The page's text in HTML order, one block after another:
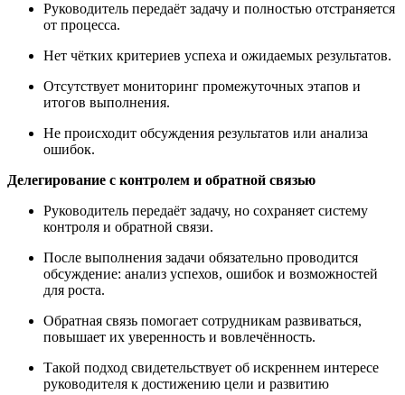
Руководитель передаёт задачу и полностью отстраняется
от процесса.​
Нет чётких критериев успеха и ожидаемых результатов.​
Отсутствует мониторинг промежуточных этапов и
итогов выполнения.
Не происходит обсуждения результатов или анализа
ошибок.​
Делегирование с контролем и обратной связью
Руководитель передаёт задачу, но сохраняет систему
контроля и обратной связи.
После выполнения задачи обязательно проводится
обсуждение: анализ успехов, ошибок и возможностей
для роста.​
Обратная связь помогает сотрудникам развиваться,
повышает их уверенность и вовлечённость.​
Такой подход свидетельствует об искреннем интересе
руководителя к достижению цели и развитию